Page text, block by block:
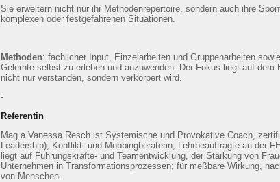
Sie erweitern nicht nur ihr Methodenrepertoire, sondern auch ihre
komplexen oder festgefahrenen Situationen.
Methoden: fachlicher Input, Einzelarbeiten und Gruppenarbeiten
Gelernte selbst zu erleben und anzuwenden. Der Fokus liegt auf dem
nicht nur verstanden, sondern verkörpert wird.
-
Referentin
Mag.aVanessa Resch ist Systemische und Provokative Coach,
Leadership), Konflikt- und Mobbingberaterin, Lehrbeauftragte an der
liegt auf Führungskräfte- und Teamentwicklung, der Stärkung von
Unternehmen in Transformationsprozessen; für meßbare Wirkung,
von Menschen.